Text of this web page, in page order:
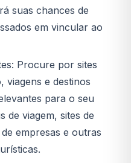
suas chances de
em vincular ao
Procure por sites
viagens e destinos
para o seu
de viagem, sites de
empresas e outras